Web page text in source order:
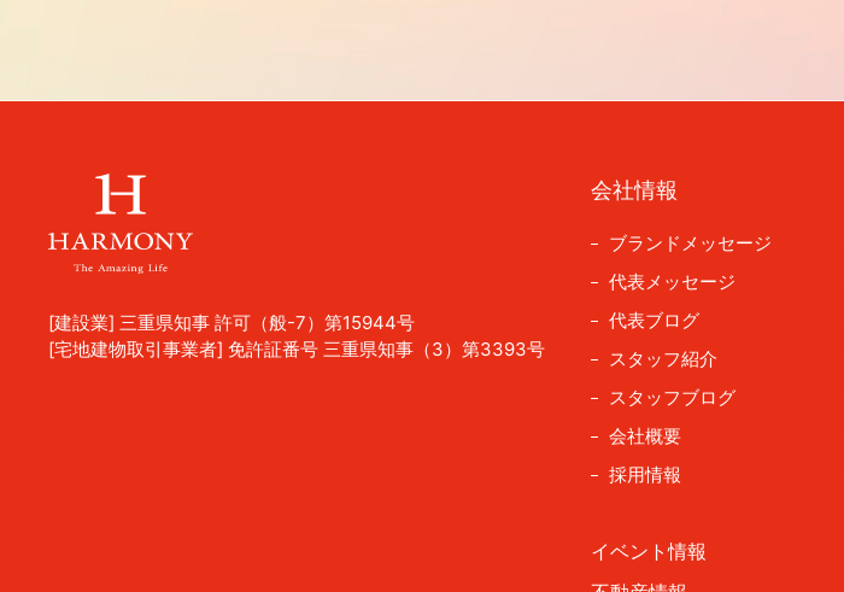
[建設業] 三重県知事 許可（般-7）第15944号
[宅地建物取引事業者] 免許証番号 三重県知事（3）第3393号
会社情報
ブランドメッセージ
代表メッセージ
代表ブログ
スタッフ紹介
スタッフブログ
会社概要
採用情報
イベント情報